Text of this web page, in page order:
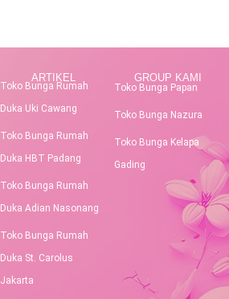
ARTIKEL
Toko Bunga Rumah
Duka Uki Cawang
Toko Bunga Rumah
Duka HBT Padang
Toko Bunga Rumah
Duka Adian Nasonang
Toko Bunga Rumah
Duka St. Carolus
Jakarta
GROUP KAMI
Toko Bunga Papan
Toko Bunga Nazura
Toko Bunga Kelapa
Gading